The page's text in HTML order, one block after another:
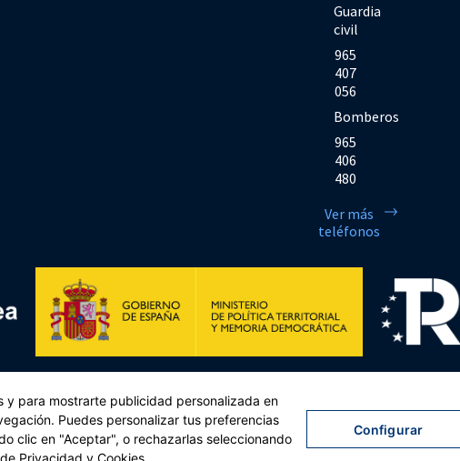
Guardia
civil
965
407
056
Bomberos
965
406
480
Ver más
teléfonos
de 12 de febrero de 2021. Componente 11, Inversión 2 del PRTR gestionado
de privacidad | Política de cookies | Desarrollado porTrestristes
y para mostrarte publicidad personalizada en
Puedes personalizar tus preferencias
clic en "Aceptar", o rechazarlas seleccionando
Privacidad y Cookies
Configurar